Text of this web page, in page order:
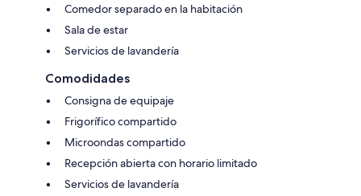
Comedor separado en la habitación
Sala de estar
Servicios de lavandería
Comodidades
Consigna de equipaje
Frigorífico compartido
Microondas compartido
Recepción abierta con horario limitado
Servicios de lavandería